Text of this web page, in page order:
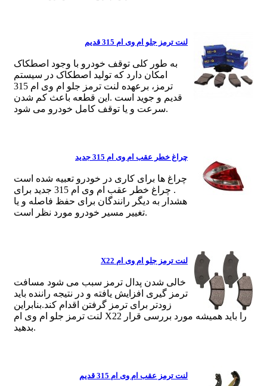
لنت ترمز جلو ام وی ام 315 قدیم
به طور کلی توقف خودرو با وجود اصطکاک
امکان دارد که تولید اصطکاک در سیستم
ترمز، برعهده لنت ترمز جلو ام وی ام 315
قدیم و جوید است .این قطعه باعث کم شدن
سرعت و یا توقف کامل خودرو می شود.
چراغ خطر عقب ام وی ام 315 جدید
چراغ ها برای کاری در خودرو تعبیه شده است
. چراغ خطر عقب ام وی ام 315 جدید برای
هشدار به دیگر رانندگان برای حفظ فاصله و یا
تغییر مسیر خودرو مورد نظر است.
لنت ترمز جلو ام وی ام X22
خالی شدن پدال ترمز سبب می شود مسافت
ترمز گیری افزایش یافته و در نتیجه راننده باید
زودتر برای ترمز گرفتن اقدام کند.بنابراین
لنت ترمز جلو ام وی ام X22 را باید همیشه مورد بررسی قرار
بدهید.
لنت ترمز عقب ام وی ام 315 قدیم